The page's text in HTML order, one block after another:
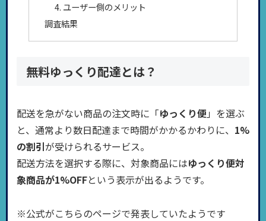
4. ユーザー側のメリット
調査結果
無料ゆっくり配達とは？
配送を急がない商品の注文時に「ゆっくり便」を選ぶ
と、通常より数日配達まで時間がかかるかわりに、 1%
の割引が受けられるサービス。
配送方法を選択する際に、対象商品にはゆっくり便対
象商品が1%OFFという表示が出るようです。
※公式がこちらのページで発表していたようです